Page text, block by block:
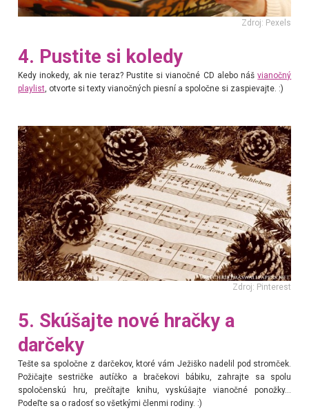
Zdroj: Pexels
4. Pustite si koledy
Kedy inokedy, ak nie teraz? Pustite si vianočné CD alebo nášvianočný
playlist, otvorte si texty vianočných piesní a spoločne si zaspievajte. :)
Zdroj: Pinterest
5. Skúšajte nové hračky a
darčeky
Tešte sa spoločne z darčekov, ktoré vám Ježiško nadelil pod stromček.
Požičajte sestričke autíčko a bračekovi bábiku, zahrajte sa spolu
spoločenskú hru, prečítajte knihu, vyskúšajte vianočné ponožky...
Podeľte sa o radosť so všetkými členmi rodiny. :)